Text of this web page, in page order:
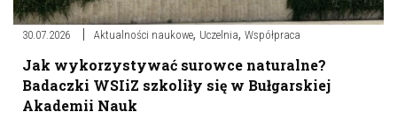
30.07.2026 Aktualności naukowe, Uczelnia, Współpraca
Jak wykorzystywać surowce naturalne?
Badaczki WSIiZ szkoliły się w Bułgarskiej
Akademii Nauk